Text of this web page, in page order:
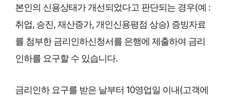
본인의 신용상태가 개선되었다고 판단되는 경우(예 :
취업, 승진, 재산증가, 개인신용평점 상승) 증빙자료
를 첨부한 금리인하신청서를 은행에 제출하여 금리
인하를 요구할 수 있습니다.
금리인하 요구를 받은 날부터 10영업일 이내(고객에